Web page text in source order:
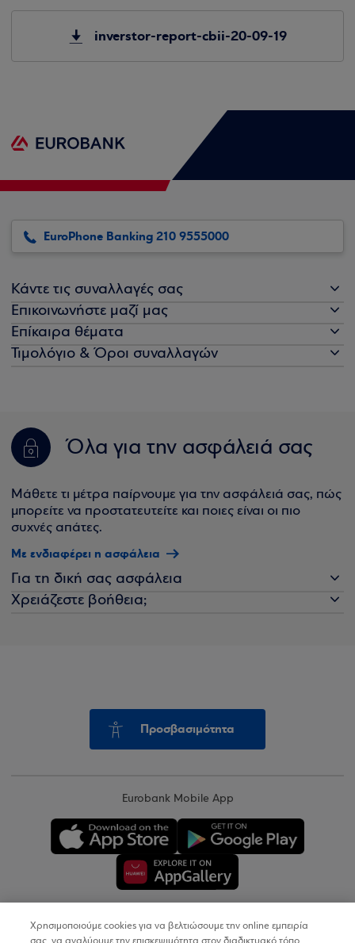
inverstor-report-cbii-20-09-19
EuroPhone Banking 210 9555000
Κάντε τις συναλλαγές σας
Επικοινωνήστε μαζί μας
Επίκαιρα θέματα
Τιμολόγιο & Όροι συναλλαγών
Όλα για την ασφάλειά σας
Μάθετε τι μέτρα παίρνουμε για την ασφάλειά σας, πώς
μπορείτε να προστατευτείτε και ποιες είναι οι πιο
συχνές απάτες.
Με ενδιαφέρει η ασφάλεια
Για τη δική σας ασφάλεια
Χρειάζεστε βοήθεια;
Προσβασιμότητα
Eurobank Mobile App
Copyright © 2026
Χρησιμοποιούμε cookies για να βελτιώσουμε την online εμπειρία